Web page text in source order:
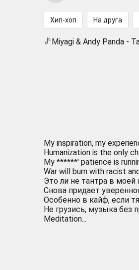
Хип-хоп На друга
Miyagi & Andy Panda -
My inspiration, my
Humanization is the only
My ******' patience is
War will burn with racist
Это ли не тантра в моей
Снова придает
Особенно в кайф, если
Не грузись, музыка без
Meditation...